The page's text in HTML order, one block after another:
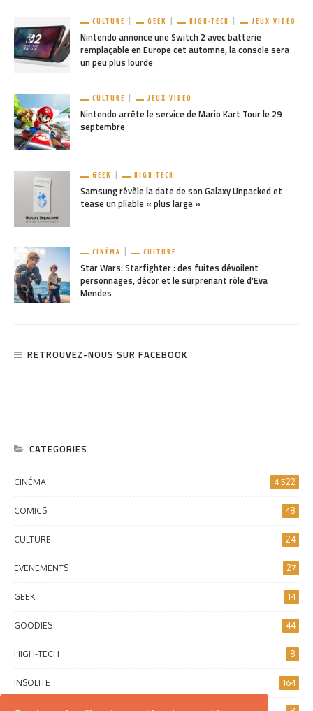
CULTURE GEEK HIGH-TECH JEUX VIDÉO
Nintendo annonce une Switch 2 avec batterie
remplaçable en Europe cet automne, la console sera
un peu plus lourde
CULTURE JEUX VIDÉO
Nintendo arrête le service de Mario Kart Tour le 29
septembre
GEEK HIGH-TECH
Samsung révèle la date de son Galaxy Unpacked et
tease un pliable « plus large »
CINÉMA CULTURE
Star Wars: Starfighter : des fuites dévoilent
personnages, décor et le surprenant rôle d’Eva
Mendes
RETROUVEZ-NOUS SUR FACEBOOK
CATEGORIES
CINÉMA 4 522
COMICS 48
CULTURE 24
EVENEMENTS 27
GEEK 14
GOODIES 44
HIGH-TECH 8
INSOLITE 164